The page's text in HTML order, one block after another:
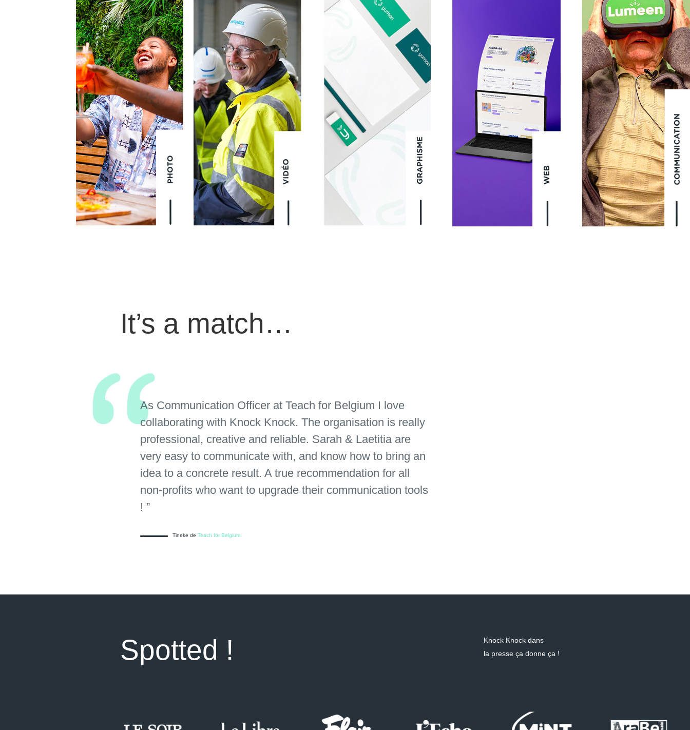
It’s a match…
As Communication Officer at Teach for Belgium I love
collaborating with Knock Knock. The organisation is really
professional, creative and reliable. Sarah & Laetitia are
very easy to communicate with, and know how to bring an
idea to a concrete result. A true recommendation for all
non-profits who want to upgrade their communication tools
! ”
Tineke de Teach for Belgium
Spotted !
Knock Knock dans
la presse ça donne ça !